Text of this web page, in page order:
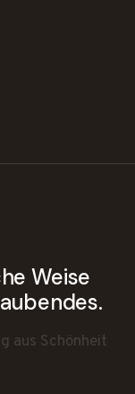
Weise
aus Schönheit